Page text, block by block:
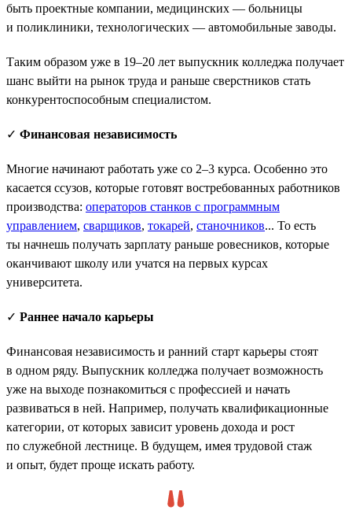
быть проектные компании, медицинских — больницы
и поликлиники, технологических — автомобильные заводы.
Таким образом уже в 19–20 лет выпускник колледжа получает
шанс выйти на рынок труда и раньше сверстников стать
конкурентоспособным специалистом.
✓ Финансовая независимость
Многие начинают работать уже со 2–3 курса. Особенно это
касается ссузов, которые готовят востребованных работников
производства: операторов станков с программным
управлением, сварщиков, токарей, станочников... То есть
ты начнешь получать зарплату раньше ровесников, которые
оканчивают школу или учатся на первых курсах
университета.
✓ Раннее начало карьеры
Финансовая независимость и ранний старт карьеры стоят
в одном ряду. Выпускник колледжа получает возможность
уже на выходе познакомиться с профессией и начать
развиваться в ней. Например, получать квалификационные
категории, от которых зависит уровень дохода и рост
по служебной лестнице. В будущем, имея трудовой стаж
и опыт, будет проще искать работу.